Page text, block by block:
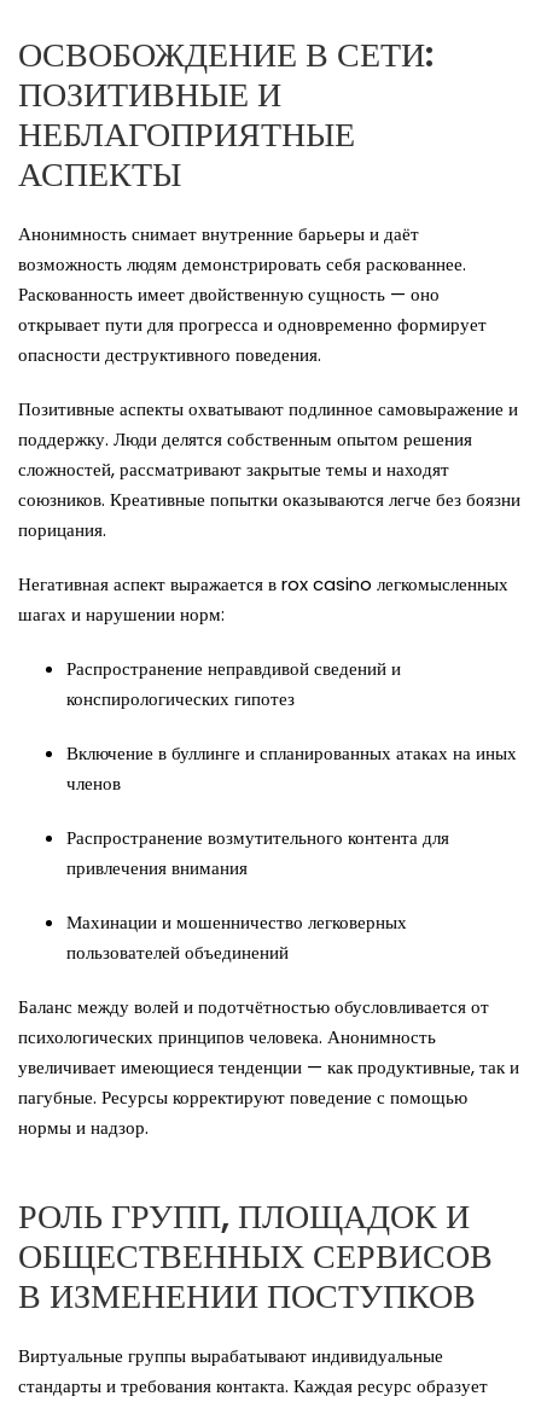
ОСВОБОЖДЕНИЕ В СЕТИ:
ПОЗИТИВНЫЕ И
НЕБЛАГОПРИЯТНЫЕ
АСПЕКТЫ
Анонимность снимает внутренние барьеры и даёт
возможность людям демонстрировать себя раскованнее.
Раскованность имеет двойственную сущность — оно
открывает пути для прогресса и одновременно формирует
опасности деструктивного поведения.
Позитивные аспекты охватывают подлинное самовыражение и
поддержку. Люди делятся собственным опытом решения
сложностей, рассматривают закрытые темы и находят
союзников. Креативные попытки оказываются легче без боязни
порицания.
Негативная аспект выражается в rox casino легкомысленных
шагах и нарушении норм:
Распространение неправдивой сведений и
конспирологических гипотез
Включение в буллинге и спланированных атаках на иных
членов
Распространение возмутительного контента для
привлечения внимания
Махинации и мошенничество легковерных
пользователей объединений
Баланс между волей и подотчётностью обусловливается от
психологических принципов человека. Анонимность
увеличивает имеющиеся тенденции — как продуктивные, так и
пагубные. Ресурсы корректируют поведение с помощью
нормы и надзор.
РОЛЬ ГРУПП, ПЛОЩАДОК И
ОБЩЕСТВЕННЫХ СЕРВИСОВ
В ИЗМЕНЕНИИ ПОСТУПКОВ
Виртуальные группы вырабатывают индивидуальные
стандарты и требования контакта. Каждая ресурс образует